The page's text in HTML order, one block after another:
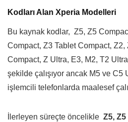
Kodları Alan Xperia Modelleri
Bu kaynak kodlar, Z5, Z5
Compact, Z3 Tablet Compact, Z2,
Compact, Z Ultra, E3, M2, T2
şekilde çalışıyor ancak M5 ve C5
işlemcili telefonlarda maalesef
İlerleyen süreçte öncelikle Z5,